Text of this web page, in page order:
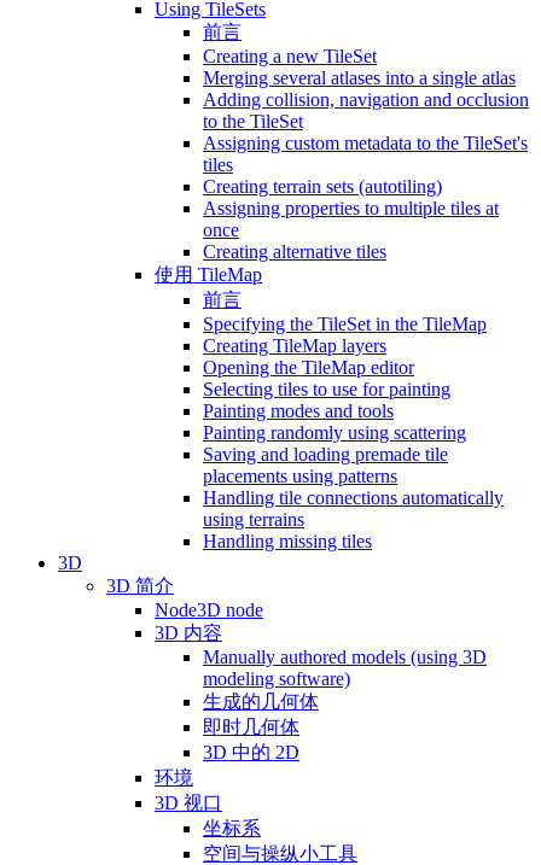
Using TileSets
前言
Creating a new TileSet
Merging several atlases into a single atlas
Adding collision, navigation and occlusion
to the TileSet
Assigning custom metadata to the TileSet's
tiles
Creating terrain sets (autotiling)
Assigning properties to multiple tiles at
once
Creating alternative tiles
使用 TileMap
前言
Specifying the TileSet in the TileMap
Creating TileMap layers
Opening the TileMap editor
Selecting tiles to use for painting
Painting modes and tools
Painting randomly using scattering
Saving and loading premade tile
placements using patterns
Handling tile connections automatically
using terrains
Handling missing tiles
3D
3D 简介
Node3D node
3D 内容
Manually authored models (using 3D
modeling software)
生成的几何体
即时几何体
3D 中的 2D
环境
3D 视口
坐标系
空间与操纵小工具